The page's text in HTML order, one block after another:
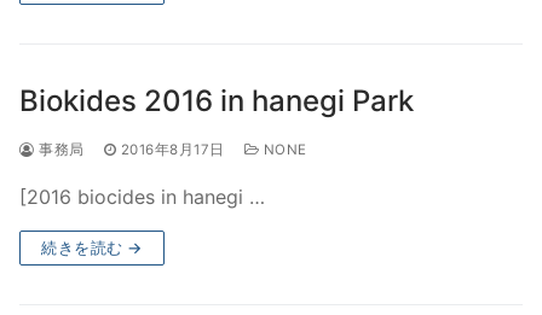
Biokides 2016 in hanegi Park
事務局 2016年8月17日 NONE
[2016 biocides in hanegi …
続きを読む →